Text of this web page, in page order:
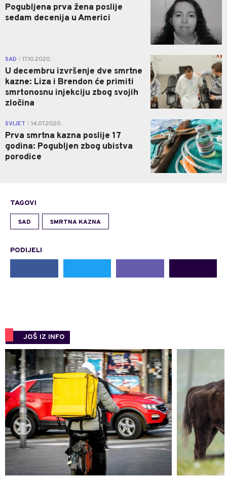
Pogubljena prva žena poslije
sedam decenija u Americi
SAD 17.10.2020.
U decembru izvršenje dve smrtne
kazne: Liza i Brendon će primiti
smrtonosnu injekciju zbog svojih
zločina
1
SVIJET 14.07.2020.
Prva smrtna kazna poslije 17
godina: Pogubljen zbog ubistva
porodice
0
TAGOVI
SAD SMRTNA KAZNA
PODIJELI
JOŠ IZ INFO
0